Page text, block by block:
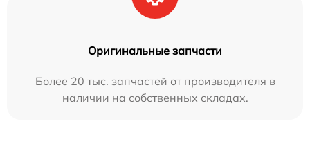
Оригинальные запчасти
Более 20 тыс. запчастей от производителя в
наличии на собственных складах.